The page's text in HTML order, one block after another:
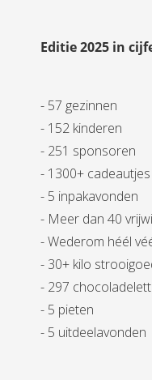
Editie 2025 in
- 57 gezinnen
- 152 kinderen
- 251 sponsoren
- 1300+ cadeautjes
- 5 inpakavonden
- Meer dan 40
- Wederom héél
- 30+ kilo
- 297
- 5 pieten
- 5 uitdeelavonden